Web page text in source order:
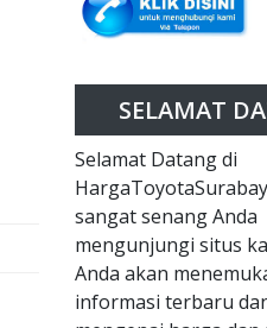
SELAMAT
Selamat Datang di
sangat senang Anda
mengunjungi situs
Anda akan
informasi terbaru